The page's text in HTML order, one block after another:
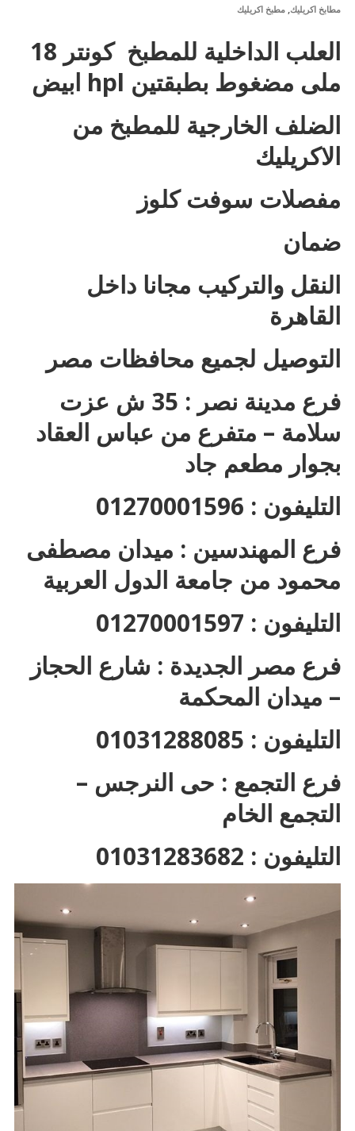
مطابخ اكريليك, مطبخ اكريليك
العلب الداخلية للمطبخ كونتر 18
ملى مضغوط بطبقتين hpl ابيض
الضلف الخارجية للمطبخ من
الاكريليك
مفصلات سوفت كلوز
ضمان
النقل والتركيب مجانا داخل
القاهرة
التوصيل لجميع محافظات مصر
فرع مدينة نصر : 35 ش عزت
سلامة – متفرع من عباس العقاد
بجوار مطعم جاد
التليفون : 01270001596
فرع المهندسين : ميدان مصطفى
محمود من جامعة الدول العربية
التليفون : 01270001597
فرع مصر الجديدة : شارع الحجاز
– ميدان المحكمة
التليفون : 01031288085
فرع التجمع : حى النرجس –
التجمع الخام
التليفون : 01031283682